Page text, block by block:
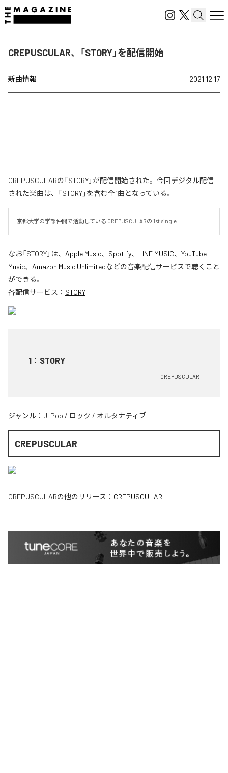
CREPUSCULAR、「STORY」を配信開始
新曲情報 2021.12.17
CREPUSCULARの「STORY」が配信開始された。今回デジタル配信
された楽曲は、「STORY」を含む全1曲となっている。
京都大学の学部仲間で活動している CREPUSCULARの 1st single
なお「STORY」は、 Apple Music、 Spotify、 LINE MUSIC、 YouTube
Music、 Amazon Music Unlimitedなどの音楽配信サービスで聴くこと
ができる。
各配信サービス： STORY
1 ： STORY
CREPUSCULAR
ジャンル： J-Pop / ロック / オルタナティブ
CREPUSCULAR
CREPUSCULARの他のリリース： CREPUSCULAR